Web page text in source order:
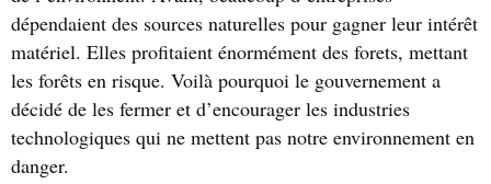
dépendaient des sources naturelles pour gagner leur intérêt
matériel. Elles profitaient énormément des forets, mettant
les forêts en risque. Voilà pourquoi le gouvernement a
décidé de les fermer et d’encourager les industries
technologiques qui ne mettent pas notre environnement en
danger.